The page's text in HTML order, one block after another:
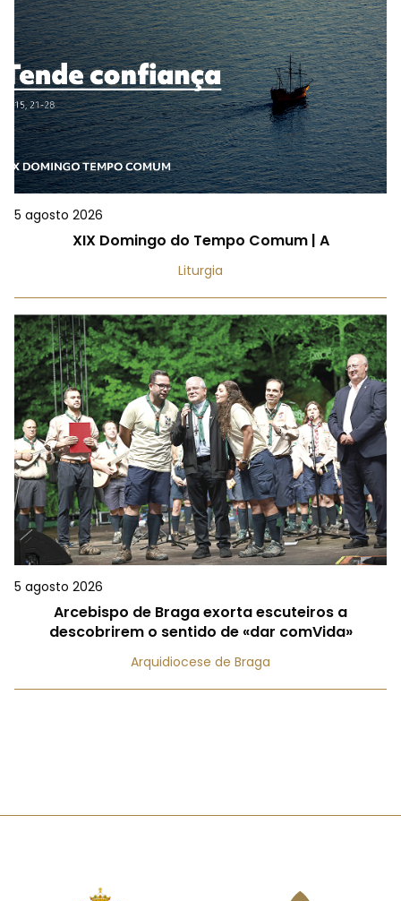
5 agosto 2026
XIX Domingo do Tempo Comum | A
Liturgia
5 agosto 2026
Arcebispo de Braga exorta escuteiros a
descobrirem o sentido de «dar comVida»
Arquidiocese de Braga